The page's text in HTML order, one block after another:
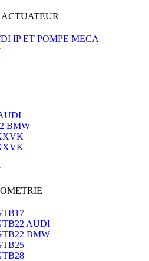
IP ET POMPE MECA
BMW
AUDI
BMW